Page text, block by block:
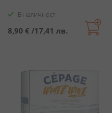
В наличност
8,90 € /17,41 лв.